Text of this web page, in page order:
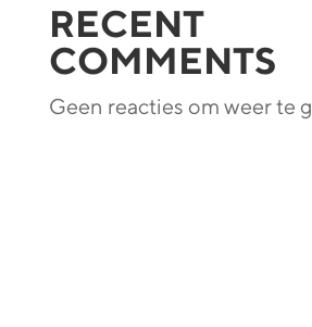
RECENT
COMMENTS
Geen reacties om weer te